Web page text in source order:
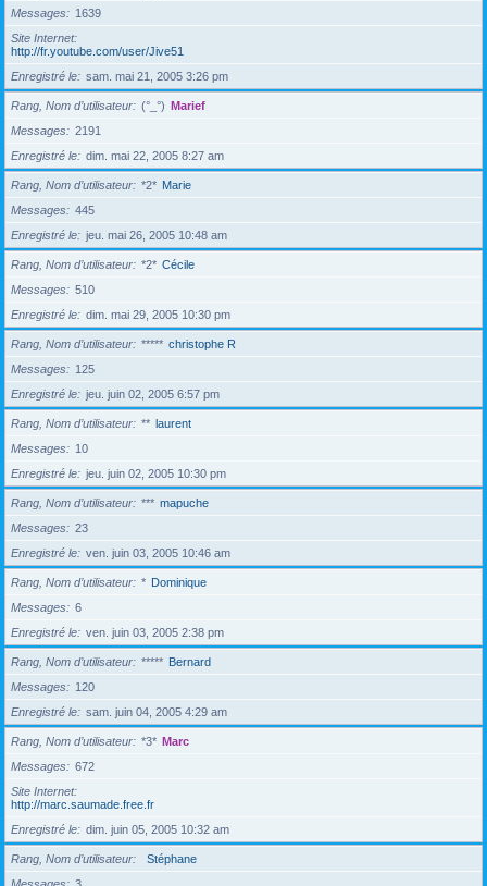
Messages
1639
Site Internet
http://fr.youtube.com/user/Jive51
Enregistré le
sam. mai 21, 2005 3:26 pm
Rang, Nom d’utilisateur (°_°) Marief
Messages
2191
Enregistré le
dim. mai 22, 2005 8:27 am
Rang, Nom d’utilisateur *2* Marie
Messages
445
Enregistré le
jeu. mai 26, 2005 10:48 am
Rang, Nom d’utilisateur *2* Cécile
Messages
510
Enregistré le
dim. mai 29, 2005 10:30 pm
Rang, Nom d’utilisateur ***** christophe R
Messages
125
Enregistré le
jeu. juin 02, 2005 6:57 pm
Rang, Nom d’utilisateur ** laurent
Messages
10
Enregistré le
jeu. juin 02, 2005 10:30 pm
Rang, Nom d’utilisateur *** mapuche
Messages
23
Enregistré le
ven. juin 03, 2005 10:46 am
Rang, Nom d’utilisateur * Dominique
Messages
6
Enregistré le
ven. juin 03, 2005 2:38 pm
Rang, Nom d’utilisateur ***** Bernard
Messages
120
Enregistré le
sam. juin 04, 2005 4:29 am
Rang, Nom d’utilisateur *3* Marc
Messages
672
Site Internet
http://marc.saumade.free.fr
Enregistré le
dim. juin 05, 2005 10:32 am
Rang, Nom d’utilisateur
Stéphane